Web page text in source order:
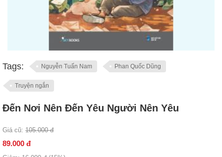
Tags: Nguyễn Tuấn Nam Phan Quốc Dũng
Truyện ngắn
Đến Nơi Nên Đến Yêu Người Nên Yêu
Giá cũ: 105.000 đ
89.000 đ